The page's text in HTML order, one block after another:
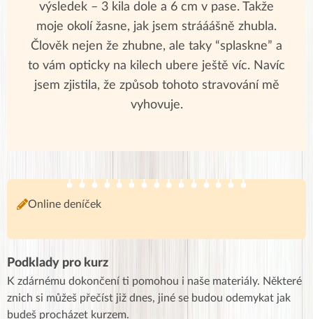
výsledek – 3 kila dole a 6 cm v pase. Takže
moje okolí žasne, jak jsem strááášně zhubla.
Člověk nejen že zhubne, ale taky “splaskne” a
to vám opticky na kilech ubere ještě víc. Navíc
jsem zjistila, že způsob tohoto stravování mě
vyhovuje.
Online deníček
Podklady pro kurz
K zdárnému dokončení ti pomohou i naše materiály. Některé
znich si můžeš přečíst již dnes, jiné se budou odemykat jak
budeš procházet kurzem.